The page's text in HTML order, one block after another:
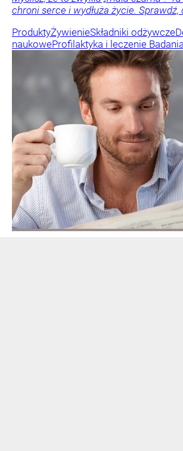
chroni serce i wydłuża życie. Sprawdź,
ProduktyŻywienieSkładniki odżywcze
naukoweProfilaktyka i leczenie Badania